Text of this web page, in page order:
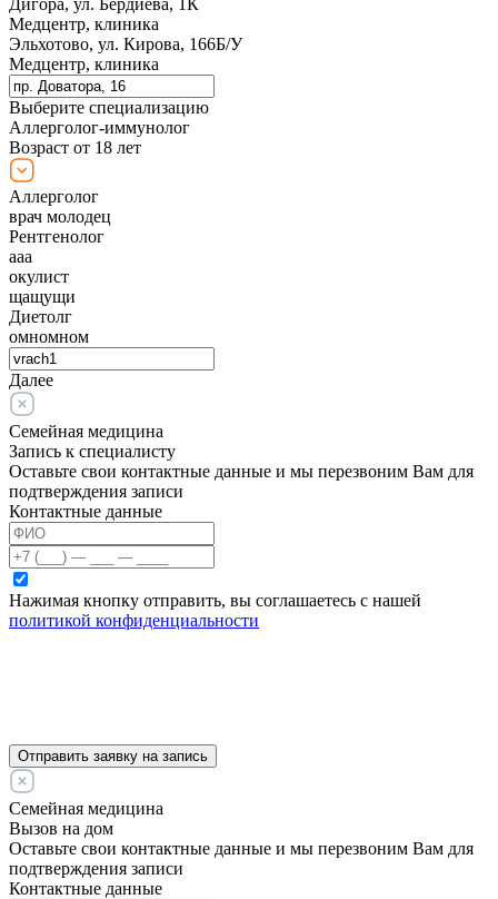
Медцентр, клиника
Эльхотово, ул. Кирова, 166Б/У
Медцентр, клиника
Выберите специализацию
Аллерголог-иммунолог
Возраст от 18 лет
Аллерголог
врач молодец
Рентгенолог
ааа
окулист
щащущи
Диетолг
омномном
Далее
Семейная медицина
Запись к специалисту
Оставьте свои контактные данные и мы перезвоним Вам для
подтверждения записи
Контактные данные
Нажимая кнопку отправить, вы соглашаетесь с нашей
политикой конфиденциальности
Отправить заявку на запись
Семейная медицина
Вызов на дом
Оставьте свои контактные данные и мы перезвоним Вам для
подтверждения записи
Контактные данные